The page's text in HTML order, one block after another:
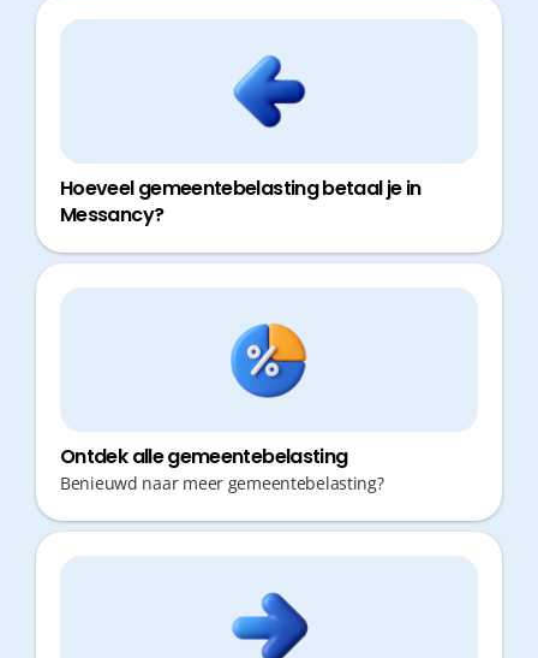
Hoeveel gemeentebelasting betaal je in
Messancy?
Ontdek alle gemeentebelasting
Benieuwd naar meer gemeentebelasting?